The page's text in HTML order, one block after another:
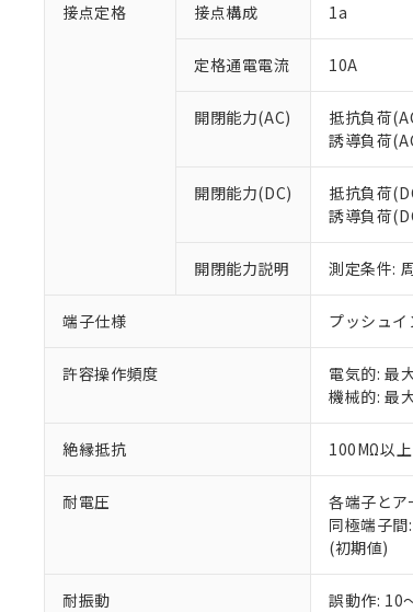
接点定格 接点構成 1a
定格通電電流 10A
開閉能力(AC)
抵抗負荷
誘導負荷
開閉能力(DC)
抵抗負荷
誘導負荷
開閉能力説明 測定条件:
端子仕様 プッシュ
許容操作頻度
電気的: 最
機械的: 最
絶縁抵抗 100MΩ以
耐電圧
各端子と
同極端子
(初期値)
耐振動 誤動作: 10
ご
以下の
く
在
の
い
正
当
オ
す
マ
て
が
さ
※
い
非該当
仕入先
があり
*EU
鉛(Pb)
六価クロ
フタル酸
ル（DBP
但し、
※2 対
部品在
※3 非
下記の
EU
51物質
※本証
また、
※1 中
「×」
「－」
*中国
Pb(鉛)
Cr(Ⅵ)(六
DBP(フタ
DEHP(フ
※2 環
「ｅ」
「10」
「－」
当
ま
置
当
ま
た
記
号
○
△
－
空
白